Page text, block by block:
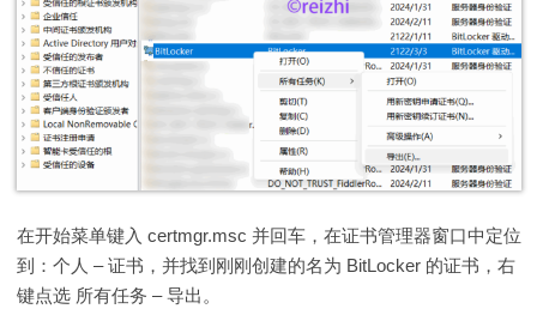
在开始菜单键入 certmgr.msc 并回车，在证书管理器窗口中定位
到：个人 – 证书，并找到刚刚创建的名为 BitLocker 的证书，右
键点选 所有任务 – 导出。